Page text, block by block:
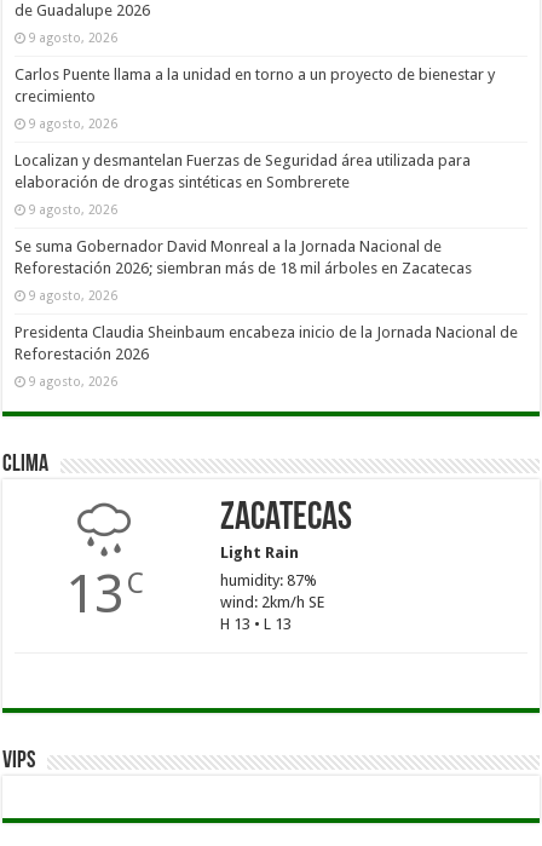
de Guadalupe 2026
9 agosto, 2026
Carlos Puente llama a la unidad en torno a un proyecto de bienestar y
crecimiento
9 agosto, 2026
Localizan y desmantelan Fuerzas de Seguridad área utilizada para
elaboración de drogas sintéticas en Sombrerete
9 agosto, 2026
Se suma Gobernador David Monreal a la Jornada Nacional de
Reforestación 2026; siembran más de 18 mil árboles en Zacatecas
9 agosto, 2026
Presidenta Claudia Sheinbaum encabeza inicio de la Jornada Nacional de
Reforestación 2026
9 agosto, 2026
Clima
13 C
Zacatecas
Light Rain
humidity: 87%
wind: 2km/h SE
H 13 • L 13
Vips